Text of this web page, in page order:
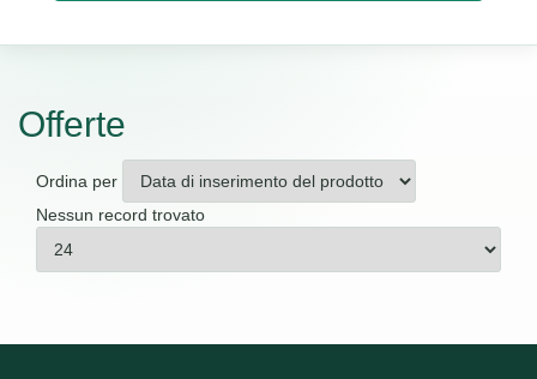
Offerte
Ordina per
Nessun record trovato